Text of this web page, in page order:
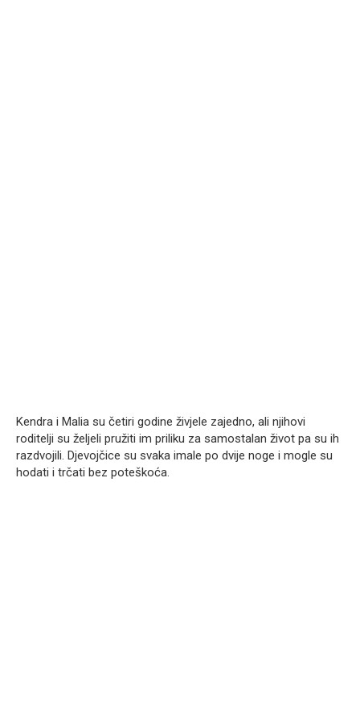
Kendra i Malia su četiri godine živjele zajedno, ali njihovi
roditelji su željeli pružiti im priliku za samostalan život pa su ih
razdvojili. Djevojčice su svaka imale po dvije noge i mogle su
hodati i trčati bez poteškoća.